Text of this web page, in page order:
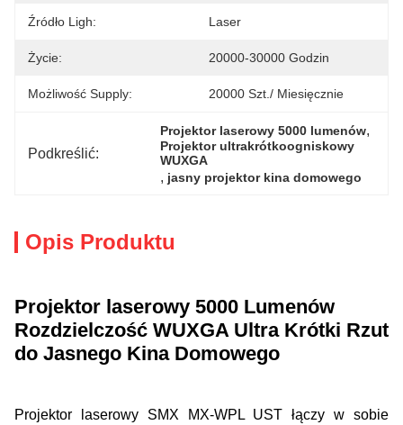
Źródło Ligh: Laser
Życie: 20000-30000 Godzin
Możliwość Supply: 20000 Szt./ Miesięcznie
Podkreślić:
Projektor laserowy 5000 lumenów
Projektor ultrakrótkoogniskowy
WUXGA
, jasny projektor kina domowego
Opis Produktu
Projektor laserowy 5000 Lumenów
Rozdzielczość WUXGA Ultra Krótki Rzut
do Jasnego Kina Domowego
Projektor laserowy SMX MX-WPL UST łączy w sobie